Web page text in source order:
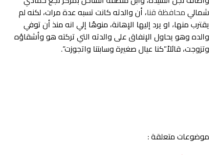
شماليمحافظة قنا، أن والدته كانت تسبه عدة مرات، لكنه لم
يقترب منها، او يرد إليها الإهانة، منوهًا إلي انه منذ أن توفي
والده وهو يحاول الإنفاق على والدته التي تركته هو وأشقاؤه
وتزوجت، قائلاً”كنا عيال صغيرة وسابتنا واتجوزت”.
موضوعات متعلقة :